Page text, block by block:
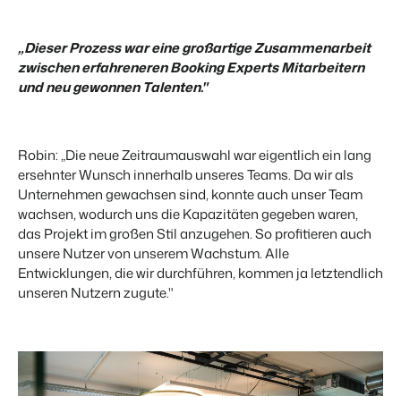
„Dieser Prozess war eine großartige Zusammenarbeit
zwischen erfahreneren Booking Experts Mitarbeitern
und neu gewonnen Talenten."
Robin: „Die neue Zeitraumauswahl war eigentlich ein lang
ersehnter Wunsch innerhalb unseres Teams. Da wir als
Unternehmen gewachsen sind, konnte auch unser Team
wachsen, wodurch uns die Kapazitäten gegeben waren,
das Projekt im großen Stil anzugehen. So profitieren auch
unsere Nutzer von unserem Wachstum. Alle
Entwicklungen, die wir durchführen, kommen ja letztendlich
unseren Nutzern zugute."